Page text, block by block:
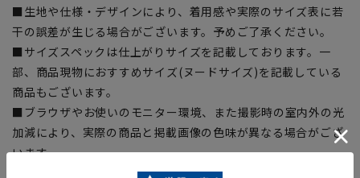
■生地や仕様・デザインにより、着用感や実際のサイズ表に若
干の誤差が生じる場合がございます。予めご了承ください。
■サイズスペックは仕上がりサイズを記載しております。一
部、商品現物におすすめサイズ(ヌードサイズ)を記載している
商品もございます。
■ブラウザやお使いのモニター環境、また撮影時の室内外の光
加減により、実際の商品と掲載画像の色味が異なる場合がござ
います。
■店舗や各モールサイトと商品在庫を共有しております関係